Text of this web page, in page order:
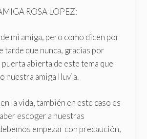
ROSA LOPEZ:
mi amiga, pero como dicen por
tarde que nunca, gracias por
abierta de este tema que
nuestra amiga lluvia.
la vida, también en este caso es
escoger a nuestras
empezar con precaución,